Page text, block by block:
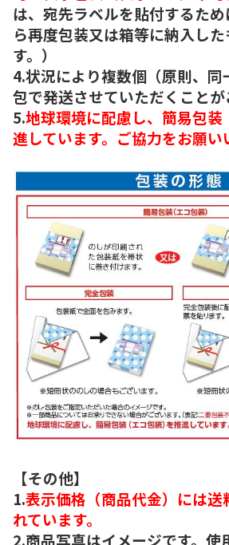
は、宛先ラベルを貼付するた
ら再度包装又は箱等に納入し
す。）
4.状況により複数個（原則、同
包で発送させていただくことが
5.地球環境に配慮し、簡易包装
進しています。ご協力をお願い
【その他】
1.表示価格（商品代金）には送
れています。
2.商品写真はイメージです。使